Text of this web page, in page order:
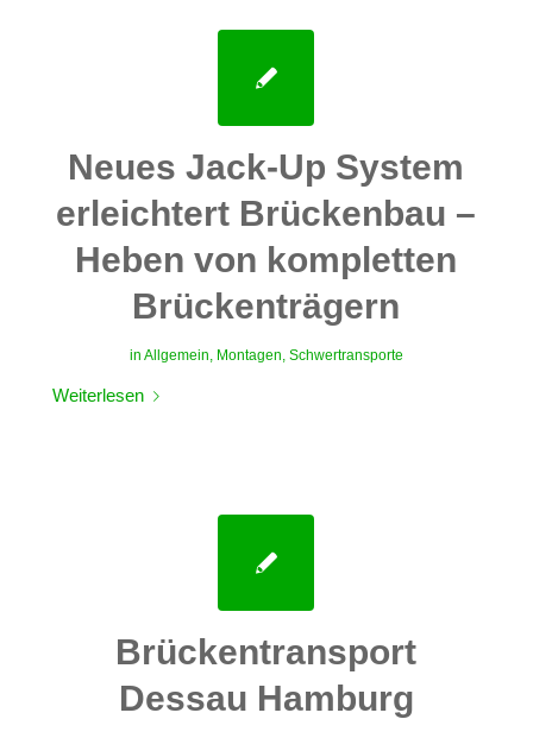
Neues Jack-Up System
erleichtert Brückenbau –
Heben von kompletten
Brückenträgern
in Allgemein, Montagen, Schwertransporte
Weiterlesen
Brückentransport
Dessau Hamburg